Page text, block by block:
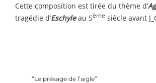
Cette composition est tirée du thème d’
tragédie d’Eschyleau 5ème siècle avant
“Le présage de l’aigle”